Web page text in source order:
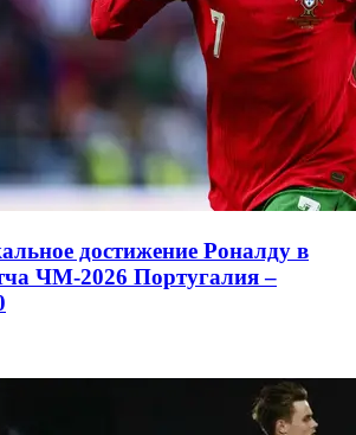
достижение Роналду в
ЧМ-2026 Португалия –